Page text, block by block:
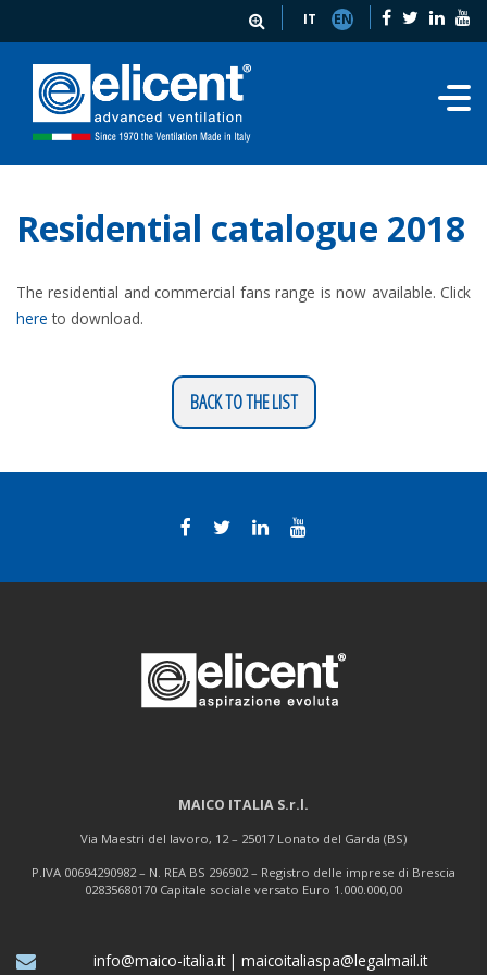
IT EN
Residential catalogue 2018
The residential and commercial fans range is now available. Click
here to download.
BACK TO THE LIST
MAICO ITALIA S.r.l.
Via Maestri del lavoro, 12 – 25017 Lonato del Garda (BS)
P.IVA 00694290982 – N. REA BS 296902 – Registro delle imprese di Brescia
02835680170 Capitale sociale versato Euro 1.000.000,00
info@maico-italia.it| maicoitaliaspa@legalmail.it